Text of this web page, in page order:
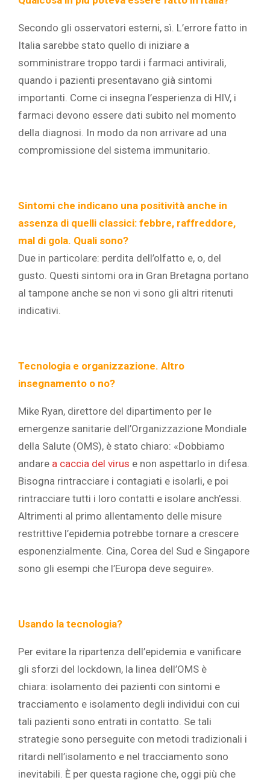
Secondo gli osservatori esterni, sì. L’errore fatto in
Italia sarebbe stato quello di iniziare a
somministrare troppo tardi i farmaci antivirali,
quando i pazienti presentavano già sintomi
importanti. Come ci insegna l’esperienza di HIV, i
farmaci devono essere dati subito nel momento
della diagnosi. In modo da non arrivare ad una
compromissione del sistema immunitario.
Sintomi che indicano una positività anche in
assenza di quelli classici: febbre, raffreddore,
mal di gola. Quali sono?
Due in particolare: perdita dell’olfatto e, o, del
gusto. Questi sintomi ora in Gran Bretagna portano
al tampone anche se non vi sono gli altri ritenuti
indicativi.
Tecnologia e organizzazione. Altro
insegnamento o no?
Mike Ryan, direttore del dipartimento per le
emergenze sanitarie dell’Organizzazione Mondiale
della Salute (OMS), è stato chiaro: «Dobbiamo
andare a caccia del virus e non aspettarlo in difesa.
Bisogna rintracciare i contagiati e isolarli, e poi
rintracciare tutti i loro contatti e isolare anch’essi.
Altrimenti al primo allentamento delle misure
restrittive l’epidemia potrebbe tornare a crescere
esponenzialmente. Cina, Corea del Sud e Singapore
sono gli esempi che l’Europa deve seguire».
Usando la tecnologia?
Per evitare la ripartenza dell’epidemia e vanificare
gli sforzi del lockdown, la linea dell’OMS è
chiara: isolamento dei pazienti con sintomi e
tracciamento e isolamento degli individui con cui
tali pazienti sono entrati in contatto. Se tali
strategie sono perseguite con metodi tradizionali i
ritardi nell’isolamento e nel tracciamento sono
inevitabili. È per questa ragione che, oggi più che